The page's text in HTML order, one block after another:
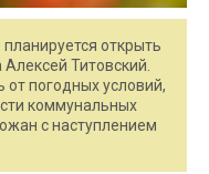
открыть
Титовский.
от погодных условий,
коммунальных
с наступлением